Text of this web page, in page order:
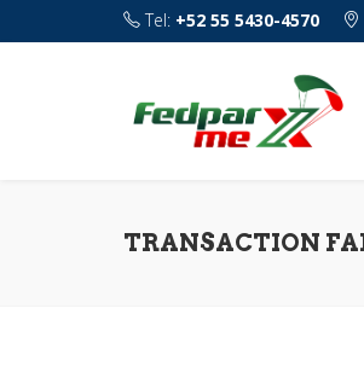
Tel: +52 55 5430-4570
TRANSACTION